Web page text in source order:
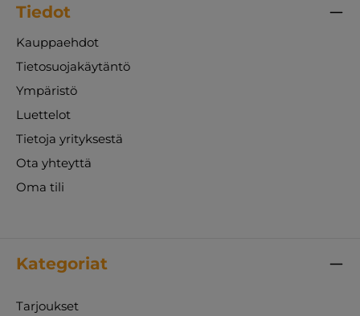
Tiedot
Kauppaehdot
Tietosuojakäytäntö
Ympäristö
Luettelot
Tietoja yrityksestä
Ota yhteyttä
Oma tili
Kategoriat
Tarjoukset